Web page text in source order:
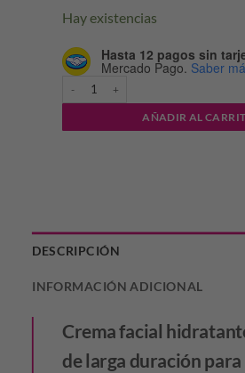
Hay existencias
Hasta 12 pagos sin
Mercado Pago. Saber
CÉPAGE - Atophen Riche cantidad
AÑADIR AL
DESCRIPCIÓN
INFORMACIÓN ADICIONAL
Crema facial
de larga duración para